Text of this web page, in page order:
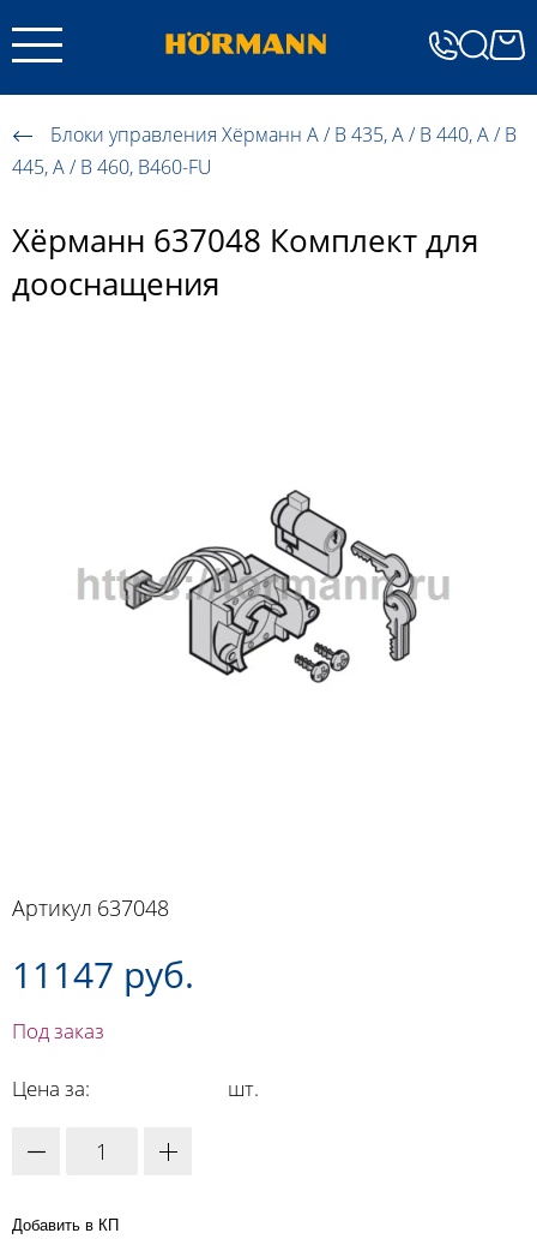
Блоки управления Хёрманн A / B 435, A / B 440, A / B
445, A / B 460, B460-FU
Хёрманн 637048 Комплект для
дооснащения
Артикул 637048
11147 руб.
Под заказ
Цена за: шт.
Добавить в КП